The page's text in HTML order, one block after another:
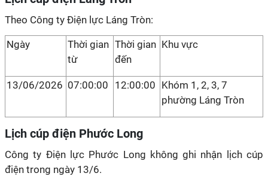
Theo Công ty Điện lực Láng Tròn:
Ngày
Thời gian
từ
Thời gian
đến
Khu vực
13/06/2026 07:00:00 12:00:00 Khóm 1, 2, 3, 7
phường Láng Tròn
Lịch cúp điện Phước Long
Công ty Điện lực Phước Long không ghi nhận lịch cúp
điện trong ngày 13/6.